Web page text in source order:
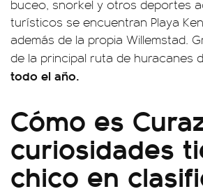
buceo, snorkel y otros deportes
turísticos se encuentran Playa
además de la propia Willemstad.
de la principal ruta de huracanes
todo el año.
Cómo es
curiosidades
chico en